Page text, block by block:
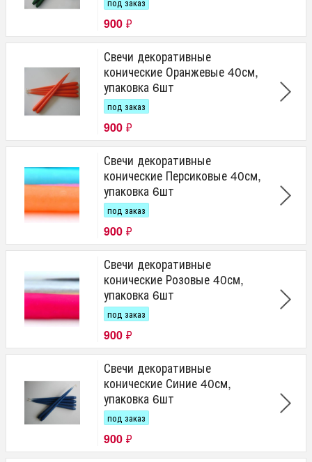
900 ₽
Свечи декоративные
конические Оранжевые 40см,
упаковка 6шт
под заказ
900 ₽
Свечи декоративные
конические Персиковые 40см,
упаковка 6шт
под заказ
900 ₽
Свечи декоративные
конические Розовые 40см,
упаковка 6шт
под заказ
900 ₽
Свечи декоративные
конические Синие 40см,
упаковка 6шт
под заказ
900 ₽